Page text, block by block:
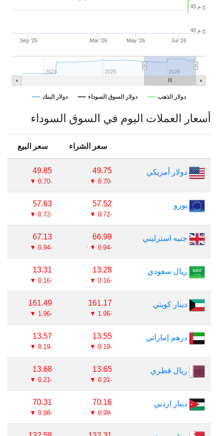
Sep '25 Mar '26 May '26 Jul '26
2024 2025 2026
40 ج.م
45 ج.م
دولار البنك دولار السوق السوداء دولار الذهب
End of interactive chart.
أسعار العملات اليوم في السوق السوداء
سعر الشراء سعر البيع
دولار أمريكي 49.75
-0.70 ▼
49.85
-0.70 ▼
يورو 57.52
-0.72 ▼
57.63
-0.72 ▼
جنيه استرليني 66.99
-0.94 ▼
67.13
-0.94 ▼
ريال سعودي 13.28
-0.16 ▼
13.31
-0.16 ▼
دينار كويتي 161.17
-1.96 ▼
161.49
-1.96 ▼
درهم إماراتي 13.55
-0.19 ▼
13.57
-0.19 ▼
ريال قطري 13.65
-0.21 ▼
13.68
-0.21 ▼
دينار اردني 70.16
-0.99 ▼
70.31
-0.98 ▼